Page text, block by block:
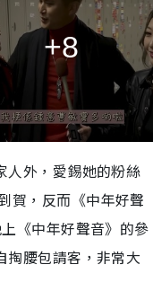
+8
人外，愛錫她的粉絲
賀，反而《中年好聲
《中年好聲音》的參
掏腰包請客，非常大